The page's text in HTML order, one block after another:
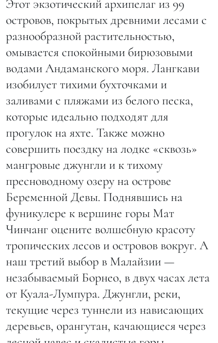
Этот экзотический архипелаг из 99
островов, покрытых древними лесами с
разнообразной растительностью,
омывается спокойными бирюзовыми
водами Андаманского моря. Лангкави
изобилует тихими бухточками и
заливами с пляжами из белого песка,
которые идеально подходят для
прогулок на яхте. Также можно
совершить поездку на лодке «сквозь»
мангровые джунгли и к тихому
пресноводному озеру на острове
Беременной Девы. Поднявшись на
фуникулере к вершине горы Мат
Чинчанг оцените волшебную красоту
тропических лесов и островов вокруг. А
наш третий выбор в Малайзии —
незабываемый Борнео, в двух часах лета
от Куала-Лумпура. Джунгли, реки,
текущие через туннели из нависающих
деревьев, орангутан, качающиеся через